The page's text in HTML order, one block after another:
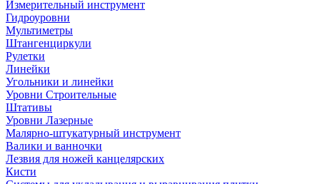
Измерительный инструмент
Гидроуровни
Мультиметры
Штангенциркули
Рулетки
Линейки
Угольники и линейки
Уровни Строительные
Штативы
Уровни Лазерные
Малярно-штукатурный инструмент
Валики и ванночки
Лезвия для ножей канцелярских
Кисти